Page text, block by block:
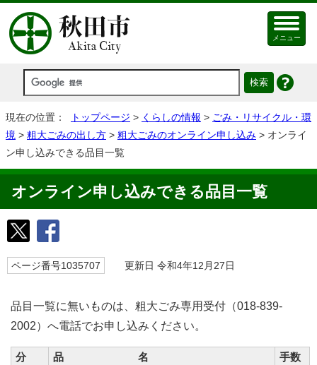
メニュー
現在の位置： トップページ > くらしの情報 > ごみ・リサイクル・環
境 > 粗大ごみの出し方 > 粗大ごみのオンライン申し込み > オンライ
ン申し込みできる品目一覧
オンライン申し込みできる品目一覧
ページ番号1035707 更新日 令和4年12月27日
品目一覧に無いものは、粗大ごみ専用受付（018-839-
2002）へ電話でお申し込みください。
分
品 名
手数